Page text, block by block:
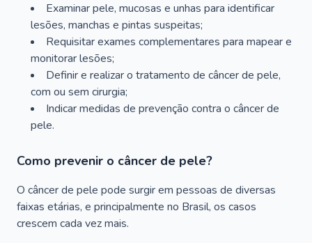
Examinar pele, mucosas e unhas para identificar
lesões, manchas e pintas suspeitas;
Requisitar exames complementares para mapear e
monitorar lesões;
Definir e realizar o tratamento de câncer de pele,
com ou sem cirurgia;
Indicar medidas de prevenção contra o câncer de
pele.
Como prevenir o câncer de pele?
O câncer de pele pode surgir em pessoas de diversas
faixas etárias, e principalmente no Brasil, os casos
crescem cada vez mais.